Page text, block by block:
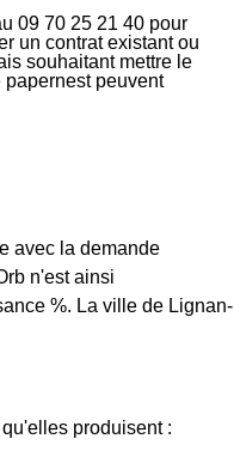
09 70 25 21 40 pour
un contrat existant ou
souhaitant mettre le
peuvent
avec la demande
n'est ainsi
%. La ville de Lignan-
produisent :